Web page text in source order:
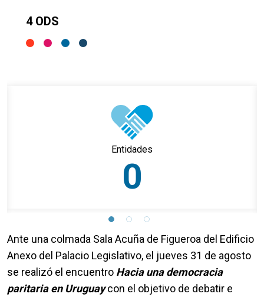
4 ODS
Entidades
0
Ante una colmada Sala Acuña de Figueroa del Edificio
Anexo del Palacio Legislativo, el jueves 31 de agosto
se realizó el encuentro Hacia una democracia
paritaria en Uruguaycon el objetivo de debatir e